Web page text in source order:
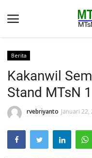
Beranda
Berita
Kontak
Galeri
OPINI
Berita
Kakanwil
Stand MTsN
rvebriyanto Januari